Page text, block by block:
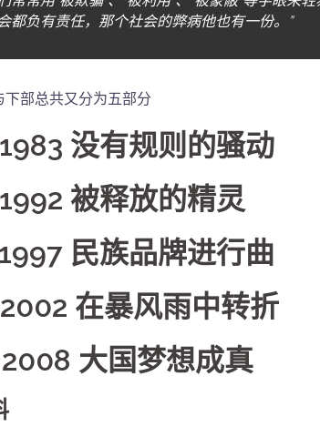
都负有责任，那个社会的弊病他也有一份。”
下部总共又分为五部分
没有规则的骚动
被释放的精灵
民族品牌进行曲
在暴风雨中转折
大国梦想成真